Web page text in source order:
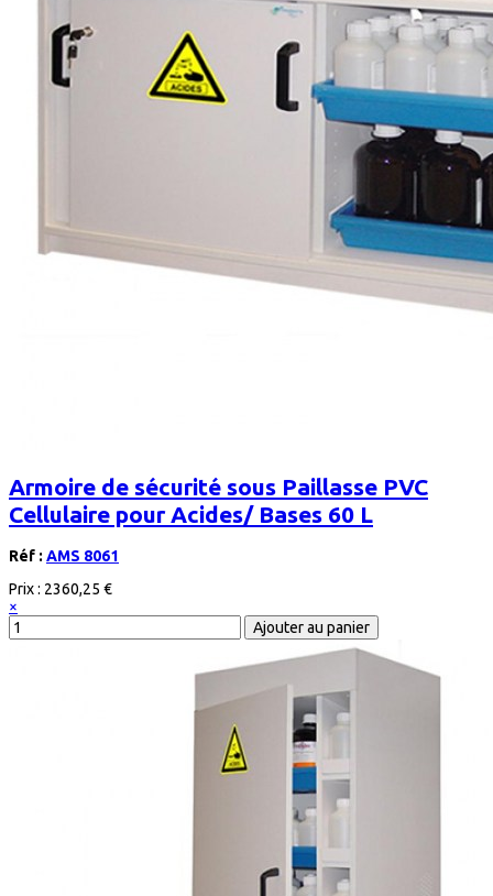
Armoire de sécurité sous Paillasse PVC
Cellulaire pour Acides/ Bases 60 L
Réf : AMS 8061
Prix : 2360,25 €
×